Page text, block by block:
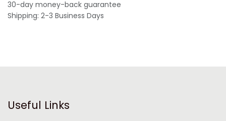
30-day money-back guarantee
Shipping: 2-3 Business Days
Useful Links